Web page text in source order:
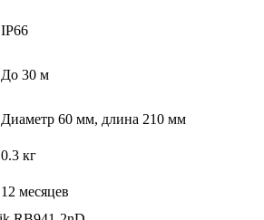
IP66
До 30 м
Диаметр 60 мм, длина 210 мм
0.3 кг
12 месяцев